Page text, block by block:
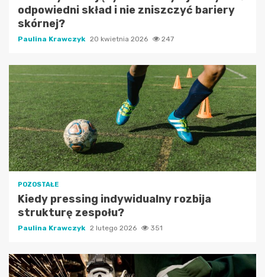
odpowiedni skład i nie zniszczyć bariery
skórnej?
Paulina Krawczyk 20 kwietnia 2026 247
POZOSTAŁE
Kiedy pressing indywidualny rozbija
strukturę zespołu?
Paulina Krawczyk 2 lutego 2026 351